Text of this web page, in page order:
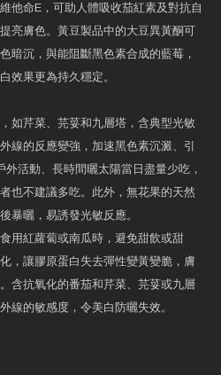
他命E，可助人體吸收茄紅素及對抗自
亮膚色。黃豆製品中的大豆異黃酮可
暗沉，與能阻斷黑色素合成的藍莓，
效果更為持久穩定。
如芹菜、芫荽和九層塔，含典型光敏
線的反應變強，加速黑色素沉澱、引
活動、長時間曬太陽當日盡量少吃，
也不建議多吃。此外，無花果的天然
暴曬，易誘發光敏反應。
用紅蘿蔔或南瓜時，避免甜飲或甜
，讓膠原蛋白失去彈性變黃變脆，膚
含抗氧化的番茄和芹菜、芫荽或九層
線的敏感度，令美白防曬失效。